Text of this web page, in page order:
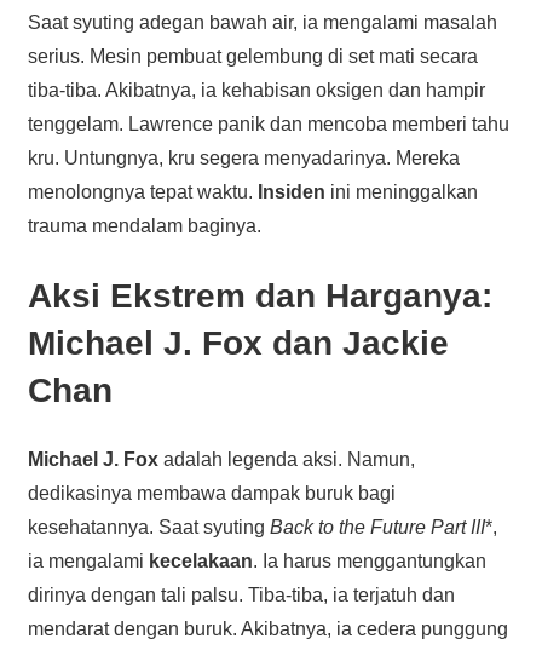
Saat syuting adegan bawah air, ia mengalami masalah
serius. Mesin pembuat gelembung di set mati secara
tiba-tiba. Akibatnya, ia kehabisan oksigen dan hampir
tenggelam. Lawrence panik dan mencoba memberi tahu
kru. Untungnya, kru segera menyadarinya. Mereka
menolongnya tepat waktu. Insiden ini meninggalkan
trauma mendalam baginya.
Aksi Ekstrem dan Harganya:
Michael J. Fox dan Jackie
Chan
Michael J. Foxadalah legenda aksi. Namun,
dedikasinya membawa dampak buruk bagi
kesehatannya. Saat syuting Back to the Future Part III*,
ia mengalami kecelakaan. Ia harus menggantungkan
dirinya dengan tali palsu. Tiba-tiba, ia terjatuh dan
mendarat dengan buruk. Akibatnya, ia cedera punggung